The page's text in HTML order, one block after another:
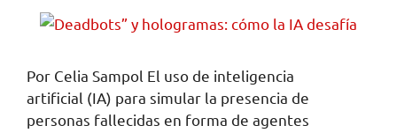
Por Celia Sampol El uso de inteligencia
artificial (IA) para simular la presencia de
personas fallecidas en forma de agentes